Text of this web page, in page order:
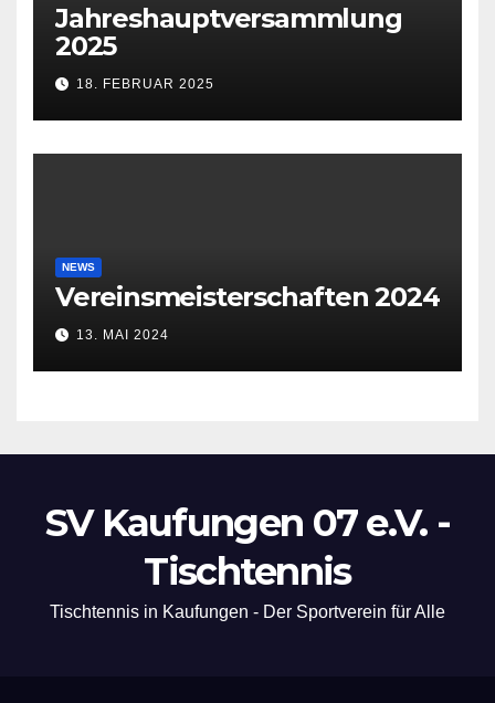
Jahreshauptversammlung
2025
18. FEBRUAR 2025
NEWS
Vereinsmeisterschaften 2024
13. MAI 2024
SV Kaufungen 07 e.V. -
Tischtennis
Tischtennis in Kaufungen - Der Sportverein für Alle